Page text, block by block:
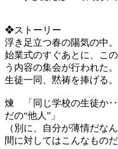
❖ストーリー
浮き足立つ春の陽気の中。
始業式のすぐあとに、こ
う内容の集会が行われた。
生徒一同、黙祷を捧げる。
煉 「同じ学校の生徒か･
だの“他人”」
（別に、自分が薄情だな
間に対してはこんなものだ